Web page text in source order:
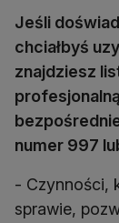
Jeśli
chciałbyś
znajdziesz
numer 997
- Czynności,
sprawie,